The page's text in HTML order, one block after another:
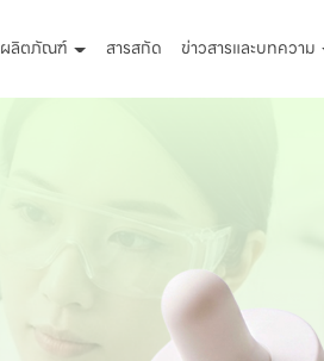
ผลิตภัณฑ์ สารสกัด ข่าวสารและบทความ